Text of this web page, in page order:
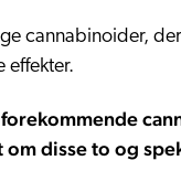
cannabinoider,
effekter.
forekommende
om disse to og